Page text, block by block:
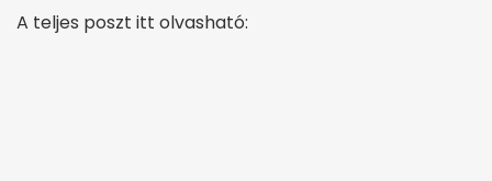
A teljes poszt itt olvasható: